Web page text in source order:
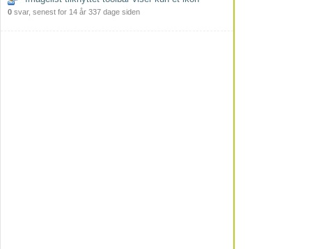
0 svar, senest for 14 år 337 dage siden